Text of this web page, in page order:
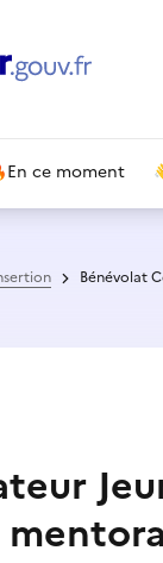
En ce moment
Bénévolat